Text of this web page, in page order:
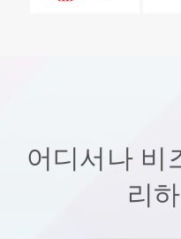
어디서나 비
리